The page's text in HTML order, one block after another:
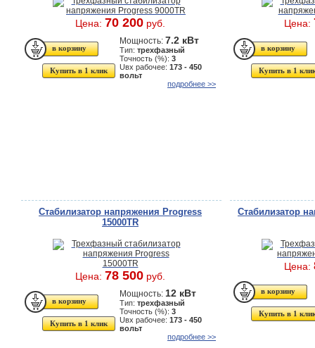
Цена: 70 200 руб.
Купить в 1 клик
Мощность: 7.2 кВт
Тип: трехфазный
Точность (%): 3
Uвх рабочее: 173 - 450
вольт
подробнее >>
Цена:
Купить в 1
Стабилизатор напряжения Progress
15000TR
Цена: 78 500 руб.
Купить в 1 клик
Мощность: 12 кВт
Тип: трехфазный
Точность (%): 3
Uвх рабочее: 173 - 450
вольт
подробнее >>
Стабилизатор
Цена:
Купить в 1